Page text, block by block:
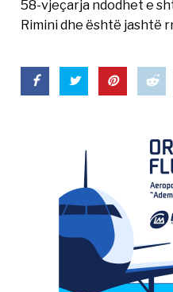
58-vjeçarja ndodhet e
Rimini dhe është jashtë